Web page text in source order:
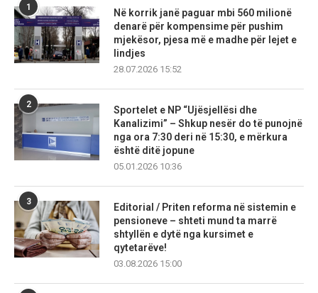
1
Në korrik janë paguar mbi 560 milionë
denarë për kompensime për pushim
mjekësor, pjesa më e madhe për lejet e
lindjes
28.07.2026 15:52
2
Sportelet e NP “Ujësjellësi dhe
Kanalizimi” – Shkup nesër do të punojnë
nga ora 7:30 deri në 15:30, e mërkura
është ditë jopune
05.01.2026 10:36
3
Editorial / Priten reforma në sistemin e
pensioneve – shteti mund ta marrë
shtyllën e dytë nga kursimet e
qytetarëve!
03.08.2026 15:00